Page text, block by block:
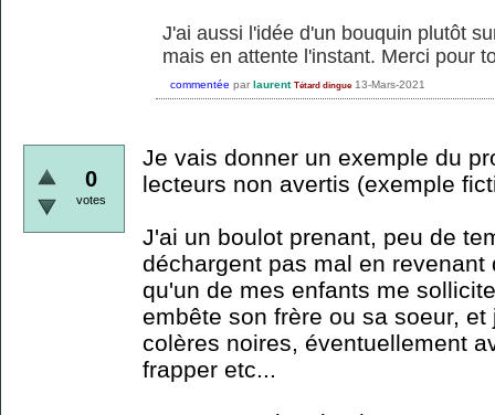
J'ai aussi l'idée d'un bouquin plutôt
mais en attente l'instant. Merci pour
commentée par laurent Tétard dingue 13-Mars-2021
0
votes
Je vais donner un exemple du
lecteurs non avertis (exemple
J'ai un boulot prenant, peu de
déchargent pas mal en
qu'un de mes enfants me
embête son frère ou sa soeur,
colères noires, éventuellement
frapper etc...